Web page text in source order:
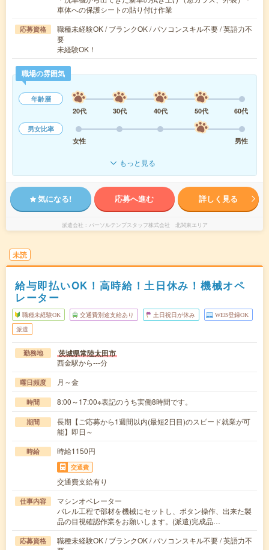
車体への保護シートの貼り付け作業
応募資格
職種未経験OK / ブランクOK / パソコンスキル不要 / 英語力不
要
未経験OK！
職場の雰囲気
年齢層
20代
30代 40代 50代
60代
男女比率
女性
男性
もっと見る
気になる! 応募へ進む 詳しく見る
派遣会社 パーソルテンプスタッフ株式会社 北関東エリア
未読
給与即払いOK！高時給！土日休み！機械オペ
レーター
職種未経験OK 交通費別途支給あり 土日祝日が休み WEB登録OK
派遣
勤務地 茨城県常陸太田市
西金駅から---分
曜日頻度 月～金
時間 8:00～17:00※表記のうち実働8時間です。
期間
長期【ご応募から1週間以内(最短2日目)のスピード就業が可
能】即日～
時給 時給1150円
交通費
交通費支給有り
仕事内容
マシンオペレーター
バレル工程で部材を機械にセットし、ボタン操作、出来た製
品の目視確認作業をお願いします。(派遣)完成品…
応募資格
職種未経験OK / ブランクOK / パソコンスキル不要 / 英語力不